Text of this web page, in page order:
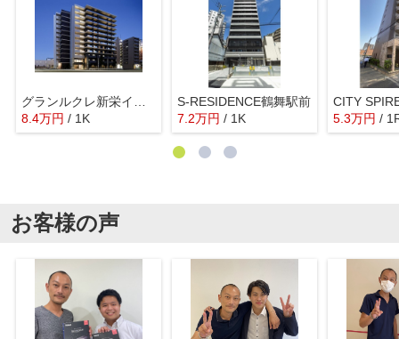
8.4万円 / 1K
S-RESIDENCE鶴舞駅前
7.2万円 / 1K
CITY
5.3万円 /
お客様の声